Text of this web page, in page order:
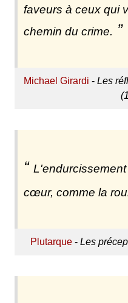
faveurs à ceux qui
chemin du crime.
Michael Girardi -Les
cœur, comme la
Plutarque- Les